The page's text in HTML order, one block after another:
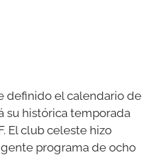
definido el calendario de
su histórica temporada
El club celeste hizo
programa de ocho